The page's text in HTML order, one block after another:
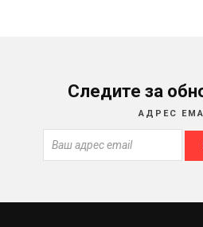
Следите за
АДРЕС